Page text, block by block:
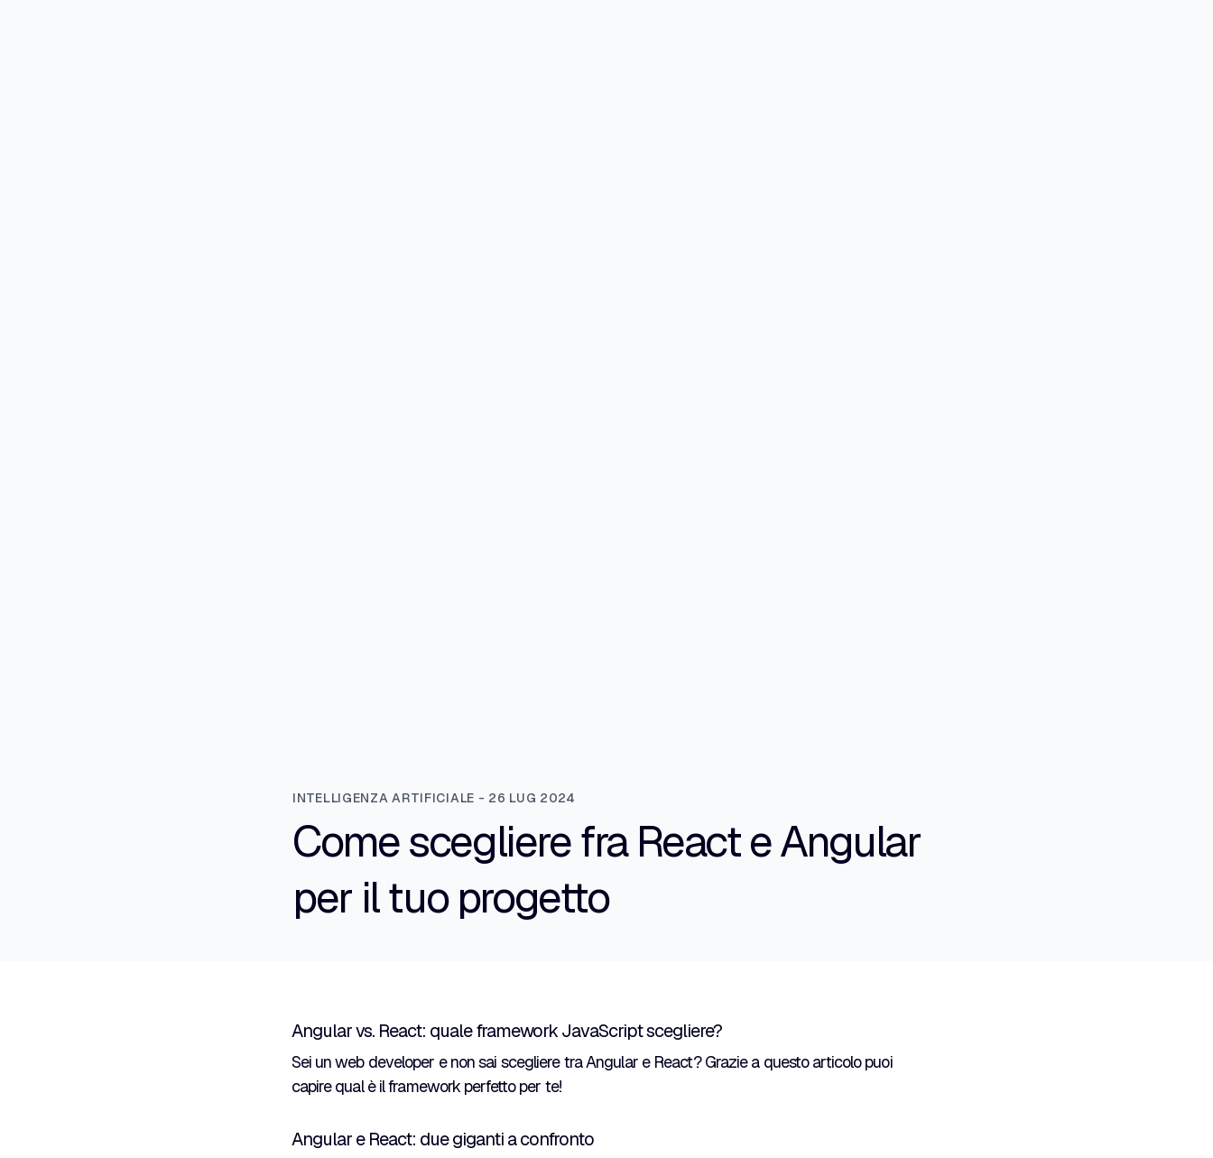
INTELLIGENZA ARTIFICIALE - 26 LUG 2024
Come scegliere fra React e Angular
per il tuo progetto
Angular vs. React: quale framework JavaScript scegliere?
Sei un web developer e non sai scegliere tra Angular e React? Grazie a questo articolo puoi
capire qual è il framework perfetto per te!
Angular e React: due giganti a confronto